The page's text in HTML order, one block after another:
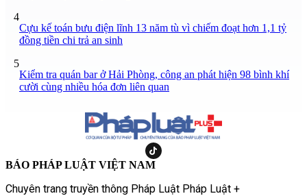
4
Cựu kế toán bưu điện lĩnh 13 năm tù vì chiếm đoạt hơn 1,1 tỷ
đồng tiền chi trả an sinh
5
Kiểm tra quán bar ở Hải Phòng, công an phát hiện 98 bình khí
cười cùng nhiều hóa đơn liên quan
BÁO PHÁP LUẬT VIỆT NAM
Chuyên trang truyền thông Pháp Luật Pháp Luật +